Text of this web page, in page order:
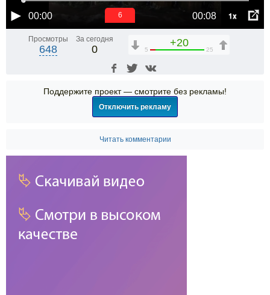
00:00 00:08 1x
5
Просмотры
648
За сегодня
0
+20
5 25
Поддержите проект — смотрите без рекламы!
Отключить рекламу
Читать комментарии